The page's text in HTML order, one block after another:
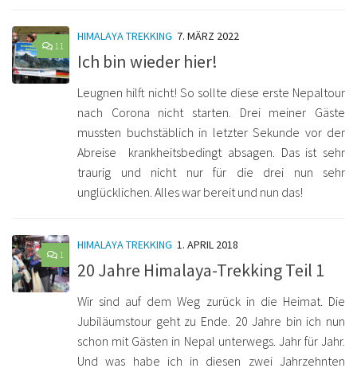
11
HIMALAYA TREKKING 7. MÄRZ 2022
Ich bin wieder hier!
Leugnen hilft nicht! So sollte diese erste Nepaltour
nach Corona nicht starten. Drei meiner Gäste
mussten buchstäblich in letzter Sekunde vor der
Abreise krankheitsbedingt absagen. Das ist sehr
traurig und nicht nur für die drei nun sehr
unglücklichen. Alles war bereit und nun das!
1
HIMALAYA TREKKING 1. APRIL 2018
20 Jahre Himalaya-Trekking Teil 1
Wir sind auf dem Weg zurück in die Heimat. Die
Jubiläumstour geht zu Ende. 20 Jahre bin ich nun
schon mit Gästen in Nepal unterwegs. Jahr für Jahr.
Und was habe ich in diesen zwei Jahrzehnten